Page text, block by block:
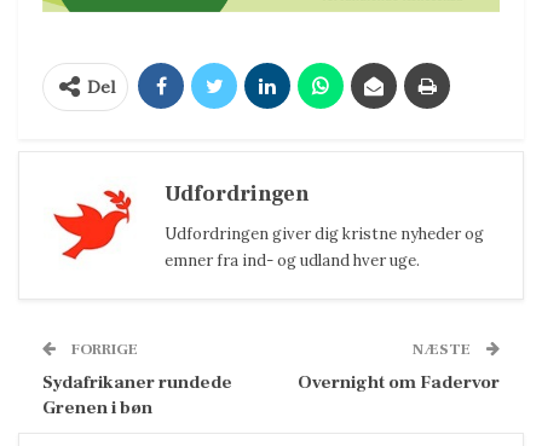
Del
Udfordringen
Udfordringen giver dig kristne nyheder og
emner fra ind- og udland hver uge.
FORRIGE
Sydafrikaner rundede
Grenen i bøn
NÆSTE
Overnight om Fadervor